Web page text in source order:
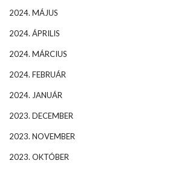
2024. MÁJUS
2024. ÁPRILIS
2024. MÁRCIUS
2024. FEBRUÁR
2024. JANUÁR
2023. DECEMBER
2023. NOVEMBER
2023. OKTÓBER